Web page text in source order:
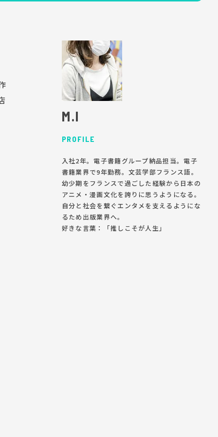
M.I
PROFILE
入社2年。電子書籍グループ納品担当。電子
書籍業界で9年勤務。文芸学部フランス語。
幼少期をフランスで過ごした経験から日本の
アニメ・漫画文化を誇りに思うようになる。
自分と社会を繋ぐエンタメを支えるようにな
るため出版業界へ。
好きな言葉：「推しこそが人生」